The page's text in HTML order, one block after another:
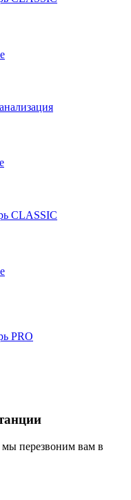
CLASSIC
PRO
мы перезвоним вам в